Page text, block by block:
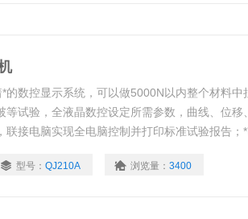
的数控显示系统，可以做5000N以内整个材料中
试验，全液晶数控设定所需参数，曲线、位移、
联接电脑实现全电脑控制并打印标准试验报告；
方。
型号： QJ210A 浏览量： 3400